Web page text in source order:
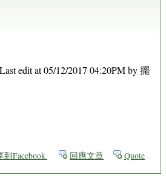
edit at 05/12/2017 04:20PM by 擺
到Facebook 回應文章 Quote